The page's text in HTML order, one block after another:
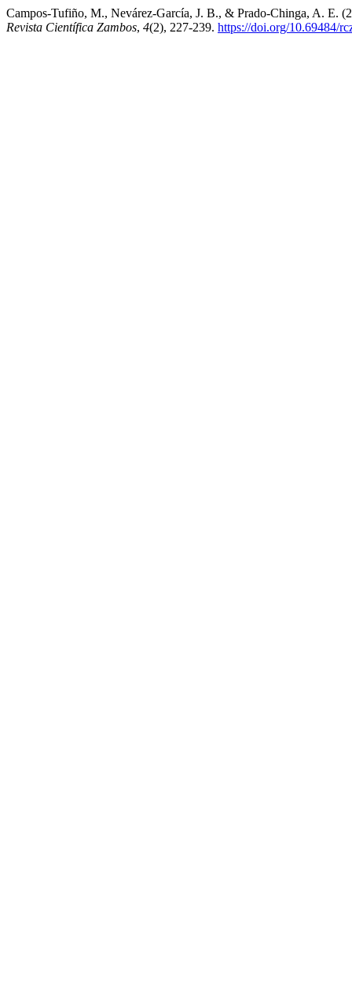
Campos-Tufiño, M., Nevárez-García, J. B., & Prado-Chinga, A. E.
Revista Científica Zambos, 4(2), 227-239. https://doi.org/10.69484/